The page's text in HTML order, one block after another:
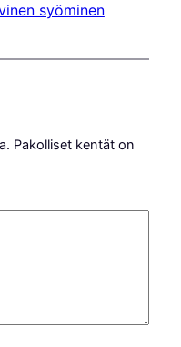
syöminen
Pakolliset kentät on